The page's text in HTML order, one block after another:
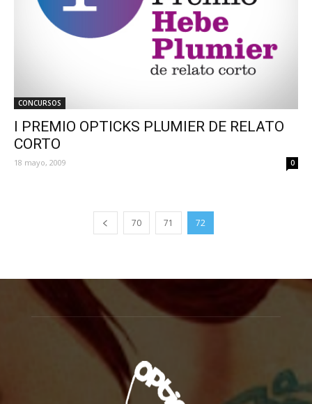
CONCURSOS
I PREMIO OPTICKS PLUMIER DE RELATO
CORTO
18 mayo, 2009 0
70 71 72